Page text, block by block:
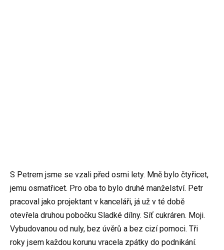
S Petrem jsme se vzali před osmi lety. Mně bylo čtyřicet,
jemu osmatřicet. Pro oba to bylo druhé manželství. Petr
pracoval jako projektant v kanceláři, já už v té době
otevřela druhou pobočku Sladké dílny. Síť cukráren. Moji.
Vybudovanou od nuly, bez úvěrů a bez cizí pomoci. Tři
roky jsem každou korunu vracela zpátky do podnikání.